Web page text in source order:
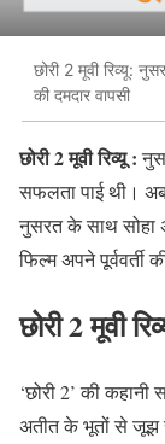
छोरी 2 मूवी रिव्यू:
की दमदार वापसी
छोरी 2 मूवी रिव्यू :
सफलता पाई थी।
नुसरत के साथ सोहा
फिल्म अपने पूर्ववर्ती
छोरी 2 मूवी
‘छोरी 2’ की कहानी
अतीत के भूतों से जूझ